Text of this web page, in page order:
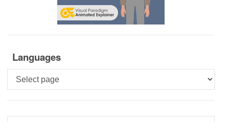
Languages
Languages